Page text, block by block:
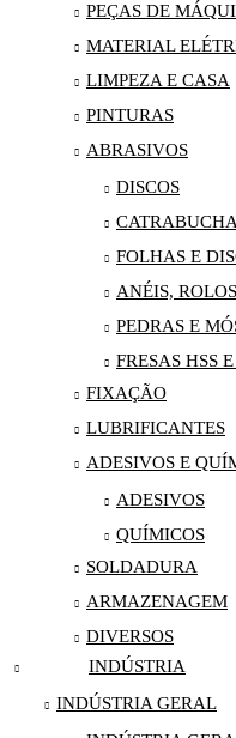
PEÇAS DE
MATERIAL
LIMPEZA E CASA
PINTURAS
ABRASIVOS
DISCOS
FOLHAS E
ANÉIS,
PEDRAS E
FRESAS HSS
FIXAÇÃO
LUBRIFICANTES
ADESIVOS E
ADESIVOS
QUÍMICOS
SOLDADURA
ARMAZENAGEM
DIVERSOS
INDÚSTRIA
INDÚSTRIA GERAL